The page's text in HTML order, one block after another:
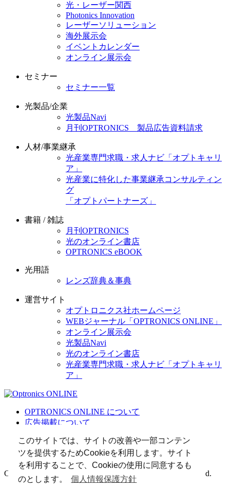
このサイトでは、サイトの改善や一部コンテン
ツを提供するためCookieを利用します。サイト
を利用することで、Cookieの使用に同意するも
のとします。
個人情報保護方針
光・レーザー関西
Photonics Innovation
レーザーソリューション
海外展示会
イベントカレンダー
オンライン展示会
セミナー
セミナー一覧
光製品/企業
光製品Navi
月刊OPTRONICS 製品広告資料請求
人材/事業継承
光産業専門求職・求人ナビ「オプトキャリ
ア」
光産業に特化した事業継承コンサルティン
グ
「オプトパートナーズ」
書籍 / 雑誌
月刊OPTRONICS
光のオンライン書店
OPTRONICS eBOOK
光用語
レンズ辞典＆事典
運営サイト
オプトロニクス社ホームページ
WEBジャーナル「OPTRONICS ONLINE」
オンライン展示会
光製品Navi
光のオンライン書店
光産業専門求職・求人ナビ「オプトキャリ
ア」
OPTRONICS ONLINE について
広告掲載について
個人情報
光関連リンク集
Copyright (C) 2025 The Optronics Co., Ltd. All rights reserved.